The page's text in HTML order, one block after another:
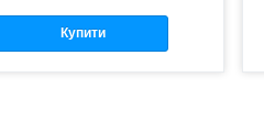
Купити